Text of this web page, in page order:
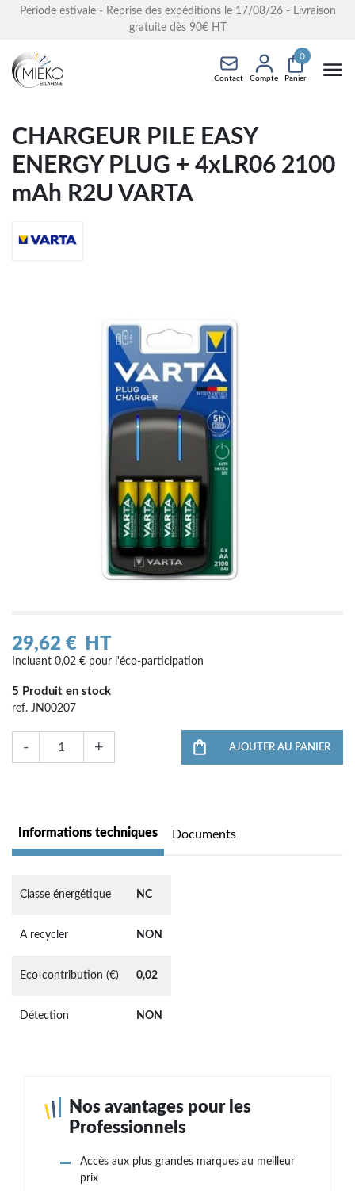
Période estivale - Reprise des expéditions le 17/08/26 - Livraison
gratuite dès 90€ HT
Contact Compte Panier
0
CHARGEUR PILE EASY
ENERGY PLUG + 4xLR06 2100
mAh R2U VARTA
29,62 € HT
Incluant 0,02 € pour l'éco-participation
5 Produit en stock
ref. JN00207
- + AJOUTER AU PANIER
Informations techniques Documents
Classe énergétique NC
A recycler NON
Eco-contribution (€) 0,02
Détection NON
Nos avantages pour les
Professionnels
Accès aux plus grandes marques au meilleur
prix